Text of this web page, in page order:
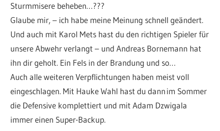
Sturmmisere beheben…???
Glaube mir, – ich habe meine Meinung schnell geändert.
Und auch mit Karol Mets hast du den richtigen Spieler für
unsere Abwehr verlangt – und Andreas Bornemann hat
ihn dir geholt. Ein Fels in der Brandung und so…
Auch alle weiteren Verpflichtungen haben meist voll
eingeschlagen. Mit Hauke Wahl hast du dann im Sommer
die Defensive komplettiert und mit Adam Dzwigala
immer einen Super-Backup.